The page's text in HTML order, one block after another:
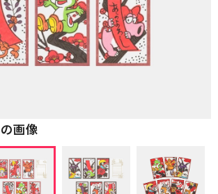
画像